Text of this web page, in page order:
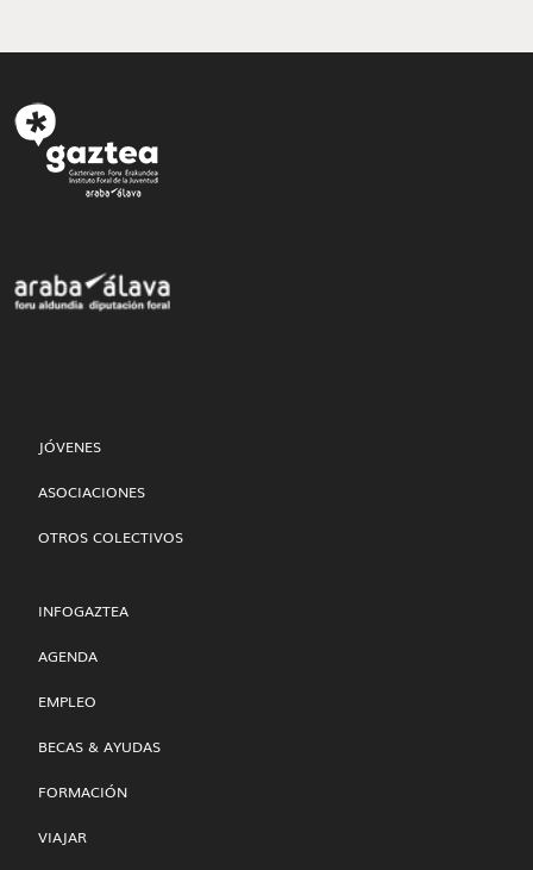
JÓVENES
ASOCIACIONES
OTROS COLECTIVOS
INFOGAZTEA
AGENDA
EMPLEO
BECAS & AYUDAS
FORMACIÓN
VIAJAR